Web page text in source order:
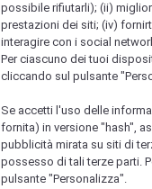
possibile rifiutarli); (ii)
prestazioni dei siti; (iv)
interagire con i social
Per ciascuno dei tuoi
cliccando sul pulsante
Se accetti l'uso delle
fornita) in versione "hash",
pubblicità mirata su siti di
possesso di tali terze parti.
pulsante "Personalizza".